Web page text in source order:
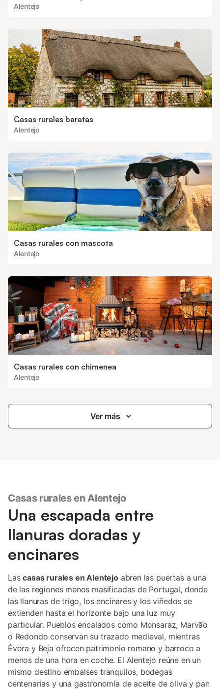
Alentejo
Casas rurales baratas
Alentejo
Casas rurales con mascota
Alentejo
Casas rurales con chimenea
Alentejo
Ver más
Casas rurales en Alentejo
Una escapada entre
llanuras doradas y
encinares
Lascasas rurales en Alentejoabren las puertas a una
de las regiones menos masificadas de Portugal, donde
las llanuras de trigo, los encinares y los viñedos se
extienden hasta el horizonte bajo una luz muy
particular. Pueblos encalados como Monsaraz, Marvão
o Redondo conservan su trazado medieval, mientras
Évora y Beja ofrecen patrimonio romano y barroco a
menos de una hora en coche. El Alentejo reúne en un
mismo destino embalses tranquilos, bodegas
centenarias y una gastronomía de aceite de oliva y pan